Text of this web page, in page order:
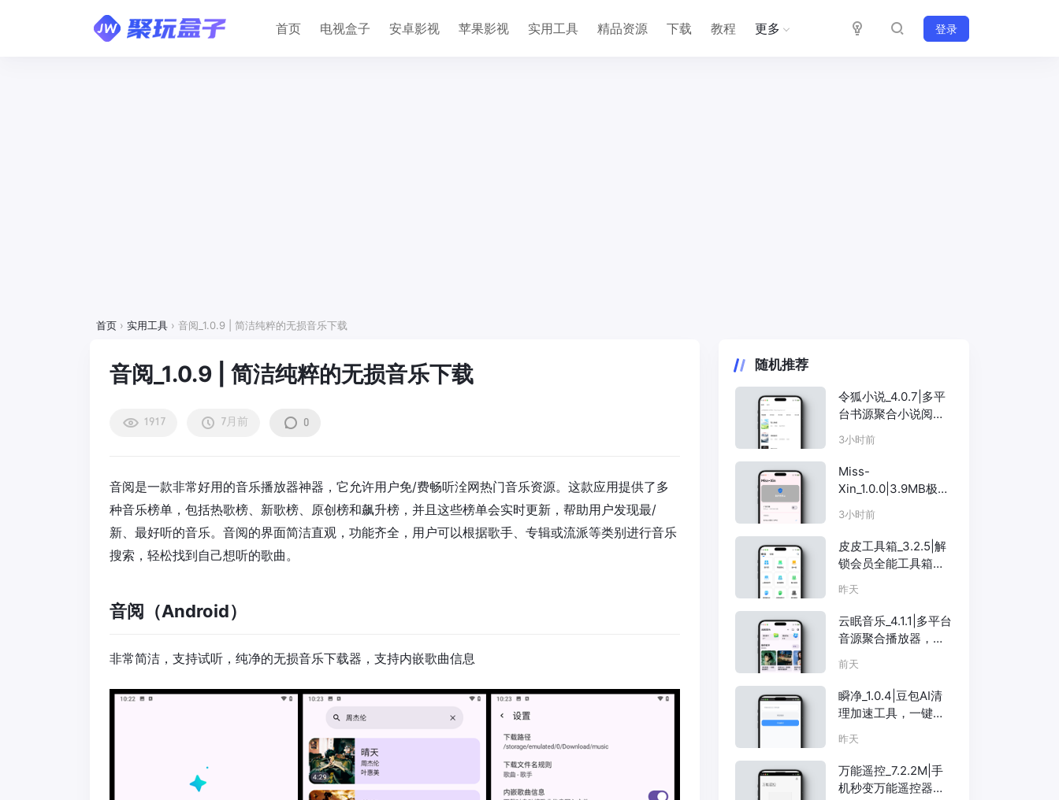
首页 电视盒子 安卓影视 苹果影视 实用工具 精品资源 下载 教程 更多 登录
首页 › 实用工具 › 音阅_1.0.9 | 简洁纯粹的无损音乐下载
音阅_1.0.9 | 简洁纯粹的无损音乐下载
1917 7月前 0
音阅是一款非常好用的音乐播放器神器，它允许用户免/费畅听洤网热门音乐资源。这款应用提供了多
种音乐榜单，包括热歌榜、新歌榜、原创榜和飙升榜，并且这些榜单会实时更新，帮助用户发现最/
新、最好听的音乐。音阅的界面简洁直观，功能齐全，用户可以根据歌手、专辑或流派等类别进行音乐
搜索，轻松找到自己想听的歌曲。
音阅（Android）
非常简洁，支持试听，纯净的无损音乐下载器，支持内嵌歌曲信息
随机推荐
令狐小说_4.0.7|多平
台书源聚合小说阅读
器，追书看书一站搞
定
3小时前
Miss-
Xin_1.0.0|3.9MB极简
AI智能助手，即问即
答
3小时前
皮皮工具箱_3.2.5|解
锁会员全能工具箱，
数十种小工具
昨天
云眠音乐_4.1.1|多平台
音源聚合播放器，支
持歌单导入+睡眠定时
前天
瞬净_1.0.4|豆包AI清
理加速工具，一键释
放空间
昨天
万能遥控_7.2.2M|手
机秒变万能遥控器，